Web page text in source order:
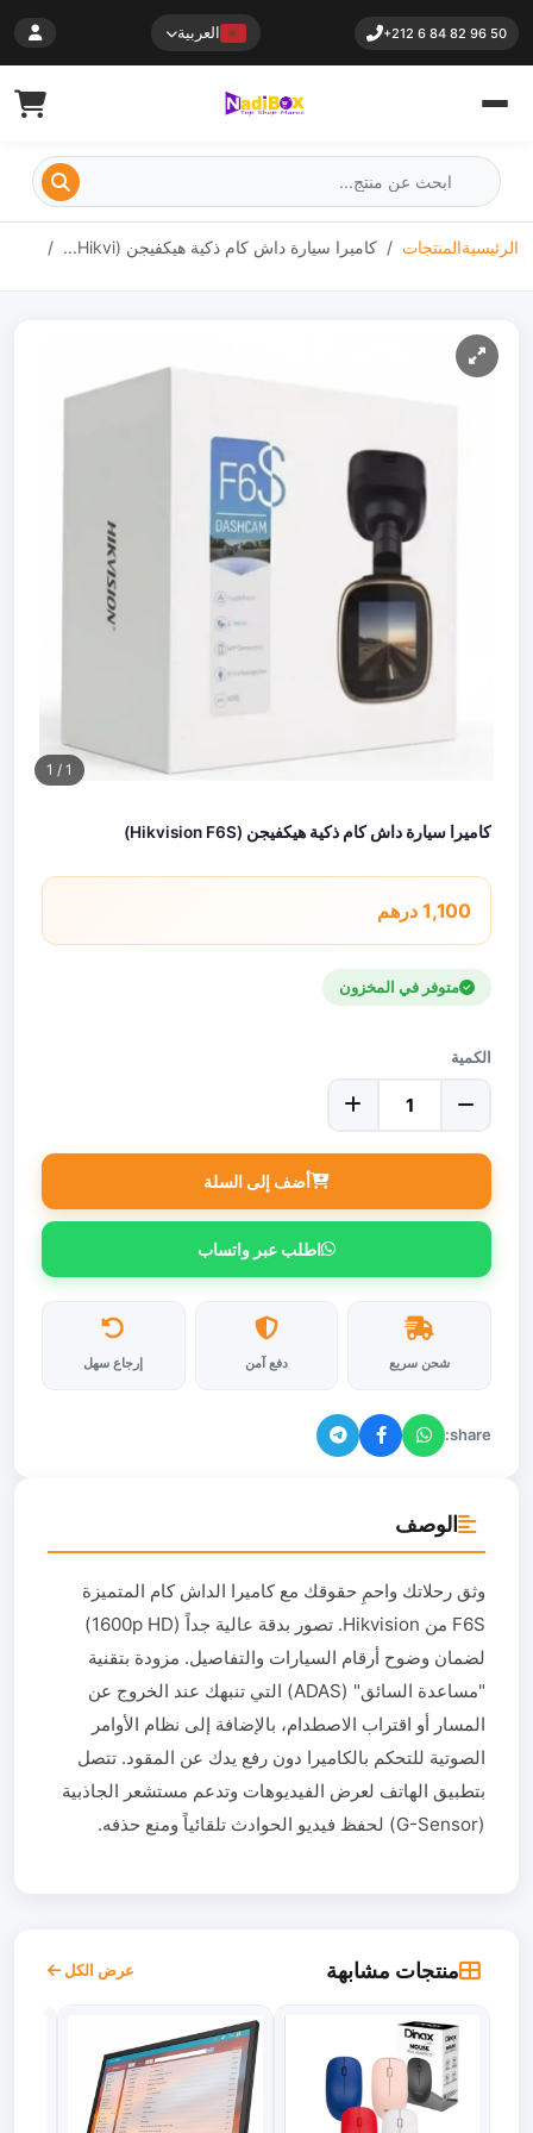
+212 6 84 82 96 50 العربية
الرئيسيةالمنتجات كاميرا سيارة داش كام ذكية هيكفيجن (Hikvi...
1
/ 1
كاميرا سيارة داش كام ذكية هيكفيجن (Hikvision F6S)
1,100 درهم
متوفر في المخزون
الكمية
أضف إلى السلة
اطلب عبر واتساب
شحن سريع دفع آمن إرجاع سهل
share:
الوصف
وثق رحلاتك واحمِ حقوقك مع كاميرا الداش كام المتميزة
F6S من Hikvision. تصور بدقة عالية جداً (1600p HD)
لضمان وضوح أرقام السيارات والتفاصيل. مزودة بتقنية
"مساعدة السائق" (ADAS) التي تنبهك عند الخروج عن
المسار أو اقتراب الاصطدام، بالإضافة إلى نظام الأوامر
الصوتية للتحكم بالكاميرا دون رفع يدك عن المقود. تتصل
بتطبيق الهاتف لعرض الفيديوهات وتدعم مستشعر الجاذبية
(G-Sensor) لحفظ فيديو الحوادث تلقائياً ومنع حذفه.
منتجات مشابهة عرض الكل